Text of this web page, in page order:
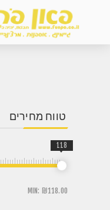
טווח מחירים
MIN: ₪118.00
118